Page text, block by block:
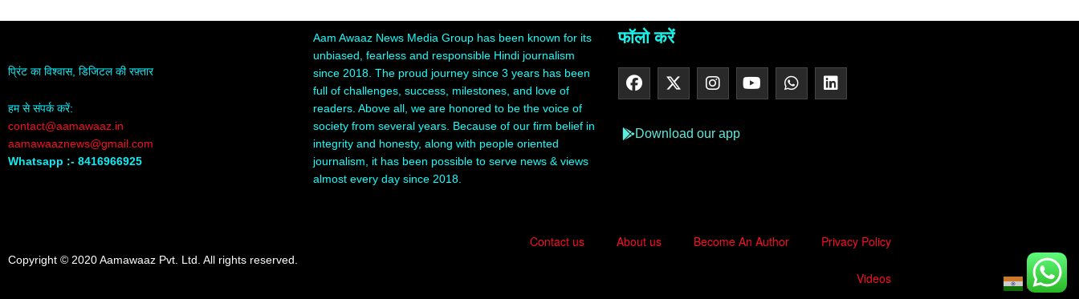
प्रिंट का विश्वास, डिजिटल की रफ़्तार
हम से संपर्क करें:
contact@aamawaaz.in
aamawaaznews@gmail.com
Whatsapp :- 8416966925
Aam Awaaz News Media Group has been known for its
unbiased, fearless and responsible Hindi journalism
since 2018. The proud journey since 3 years has been
full of challenges, success, milestones, and love of
readers. Above all, we are honored to be the voice of
society from several years. Because of our firm belief in
integrity and honesty, along with people oriented
journalism, it has been possible to serve news & views
almost every day since 2018.
फॉलो करें
Download our app
Copyright © 2020 Aamawaaz Pvt. Ltd. All rights reserved.
Contact us About us Become An Author Privacy Policy
Videos Hindi ▼